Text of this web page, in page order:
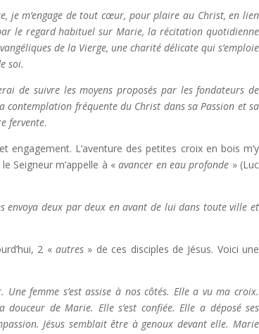
je m’engage de tout cœur, pour plaire au Christ, en lien
le regard habituel sur Marie, la récitation quotidienne
de la Vierge, une charité délicate qui s’emploie
soi.
de suivre les moyens proposés par les fondateurs de
contemplation fréquente du Christ dans sa Passion et sa
fervente.
engagement. L’aventure des petites croix en bois m’y
Seigneur m’appelle à «avancer en eau profonde » (Luc
envoya deux par deux en avant de lui dans toute ville et
2 «autres » de ces disciples de Jésus. Voici une
femme s’est assise à nos côtés. Elle a vu ma croix.
douceur de Marie. Elle s’est confiée. Elle a déposé ses
Jésus semblait être à genoux devant elle. Marie